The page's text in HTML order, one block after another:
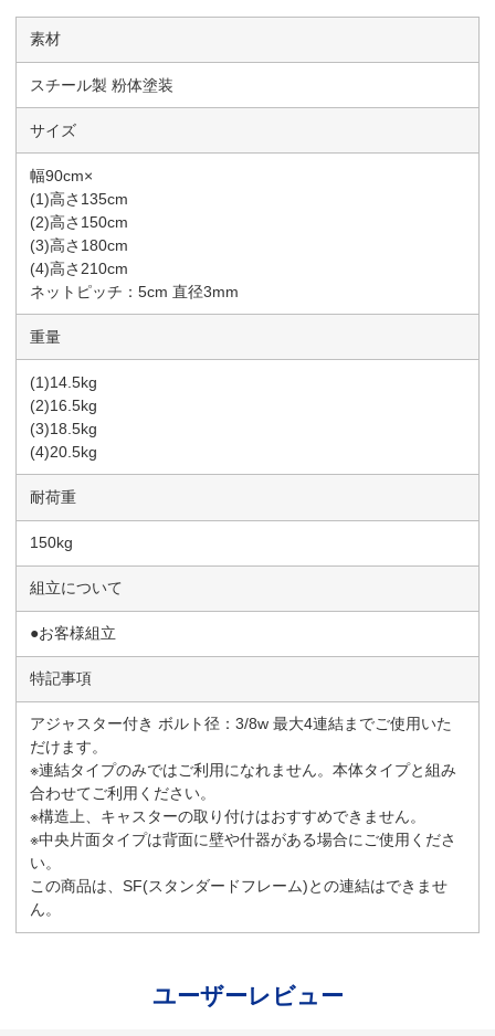
素材
スチール製 粉体塗装
サイズ
幅90cm×
(1)高さ135cm
(2)高さ150cm
(3)高さ180cm
(4)高さ210cm
ネットピッチ：5cm 直径3mm
重量
(1)14.5kg
(2)16.5kg
(3)18.5kg
(4)20.5kg
耐荷重
150kg
組立について
●お客様組立
特記事項
アジャスター付き ボルト径：3/8w 最大4連結までご使用いた
だけます。
※連結タイプのみではご利用になれません。本体タイプと組み
合わせてご利用ください。
※構造上、キャスターの取り付けはおすすめできません。
※中央片面タイプは背面に壁や什器がある場合にご使用くださ
い。
この商品は、SF(スタンダードフレーム)との連結はできませ
ん。
ユーザーレビュー